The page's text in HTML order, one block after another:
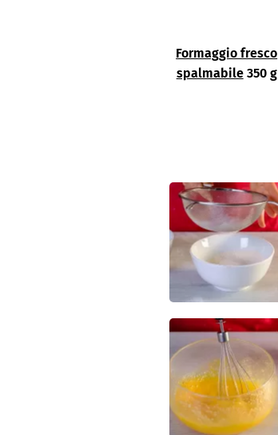
Formaggio fresco
spalmabile 350 g